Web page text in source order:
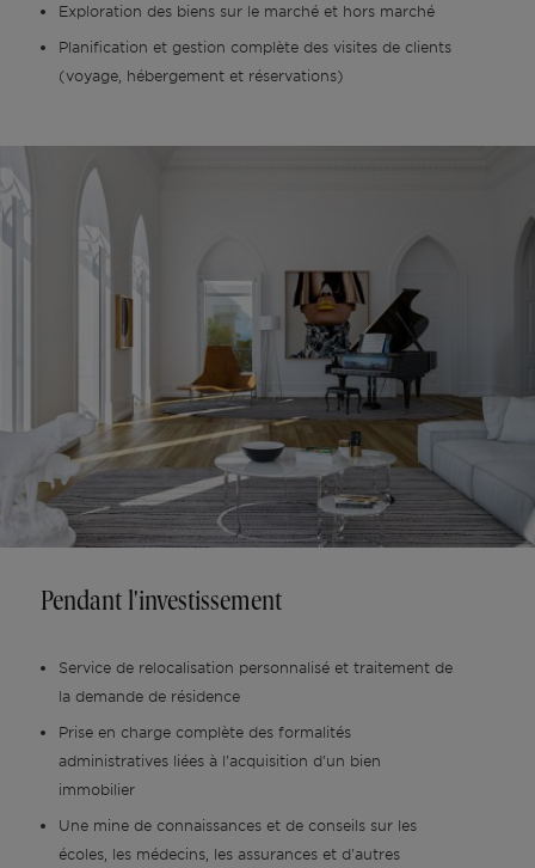
Exploration des biens sur le marché et hors marché
Planification et gestion complète des visites de clients
(voyage, hébergement et réservations)
Pendant l'investissement
Service de relocalisation personnalisé et traitement de
la demande de résidence
Prise en charge complète des formalités
administratives liées à l'acquisition d'un bien
immobilier
Une mine de connaissances et de conseils sur les
écoles, les médecins, les assurances et d'autres